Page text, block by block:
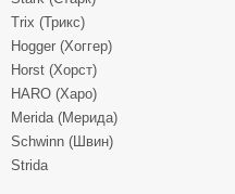
Trix (Трикс)
Hogger (Хоггер)
Horst (Хорст)
HARO (Харо)
Merida (Мерида)
Schwinn (Швин)
Strida